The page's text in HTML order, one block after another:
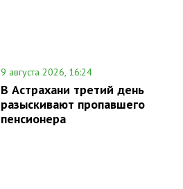
9 августа 2026, 16:24
В Астрахани третий день
разыскивают пропавшего
пенсионера